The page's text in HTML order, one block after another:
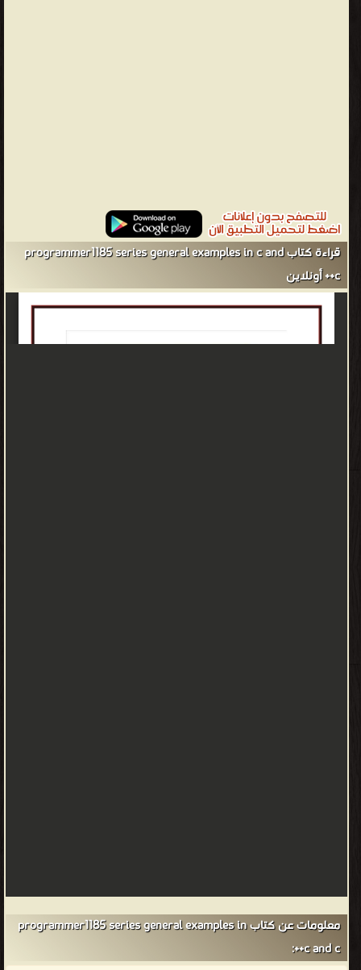
قراءة كتاب programmer1185 series general examples in c and
c++ أونلاين
معلومات عن كتاب programmer1185 series general examples in
c and c++: